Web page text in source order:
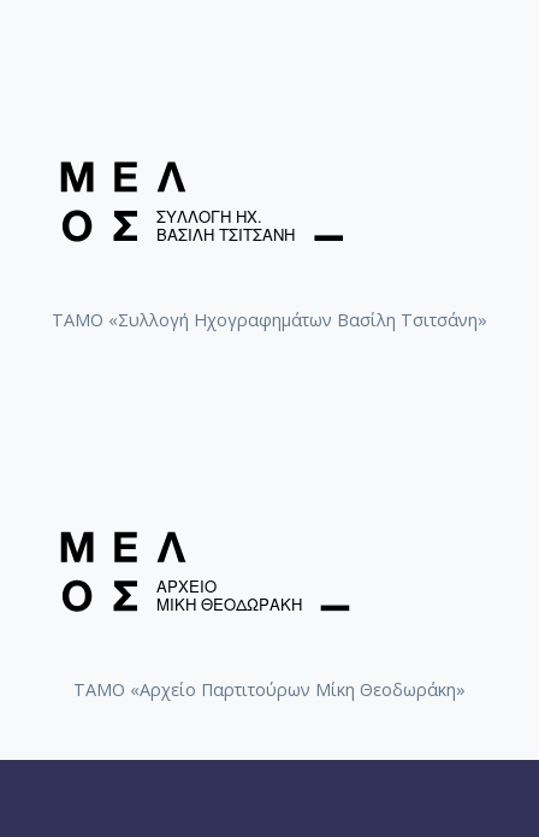
ΤΑΜΟ «Συλλογή Ηχογραφημάτων Βασίλη Τσιτσάνη»
ΤΑΜΟ «Αρχείο Παρτιτούρων Μίκη Θεοδωράκη»